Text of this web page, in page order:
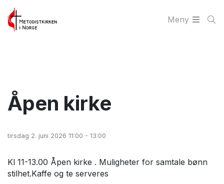
Meny
Åpen kirke
tirsdag 2. juni 2026 11:00 - 13:00
Kl 11-13.00 Åpen kirke . Muligheter for samtale bønn
stilhet.Kaffe og te serveres